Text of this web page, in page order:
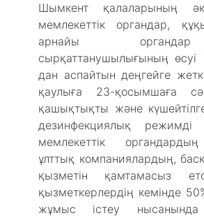
Шымкент қалаларының
мемлекеттік органдар,
арнайы
сырқаттанушылығының өсуі
дан аспайтын деңгейге
қаулыға 23-қосымшаға
қашықтықты және
дезинфекциялық
мемлекеттік
ұлттық компаниялардың,
қызметін қамтамасыз
қызметкерлердің кемінде
жұмыс істеу